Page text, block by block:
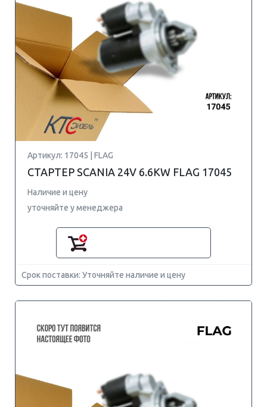
Артикул: 17045 | FLAG
СТАРТЕР SCANIA 24V 6.6KW FLAG 17045
Наличие и цену
уточняйте у менеджера
Срок поставки: Уточняйте наличие и цену